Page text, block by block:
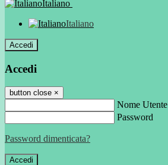
Italiano
Italiano
Accedi
Accedi
button close ×
Nome Utente
Password
Password dimenticata?